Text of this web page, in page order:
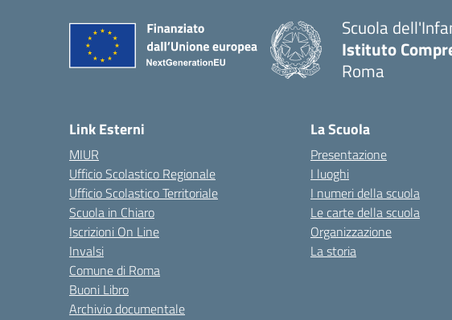
Scuola
Istituto
Roma
Link Esterni
MIUR
Ufficio Scolastico Regionale
Ufficio Scolastico Territoriale
Scuola in Chiaro
Iscrizioni On Line
Invalsi
Comune di Roma
Buoni Libro
Archivio documentale
La Scuola
Presentazione
I luoghi
I numeri della scuola
Le carte della scuola
Organizzazione
La storia